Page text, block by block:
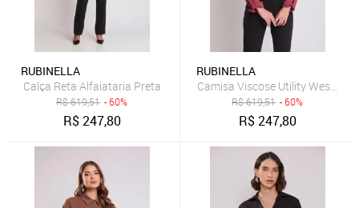
RUBINELLA
Calça Reta Alfaiataria Preta
R$619,51 - 60%
R$247,80
RUBINELLA
Camisa Viscose Utility Western
R$619,51 - 60%
R$247,80